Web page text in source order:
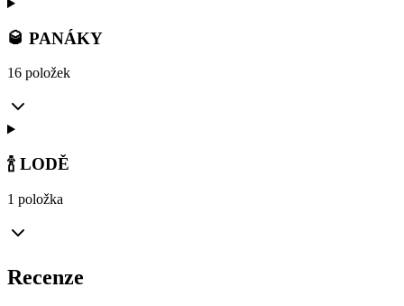
🥃 PANÁKY
16 položek
🍾 LODĚ
1 položka
Recenze